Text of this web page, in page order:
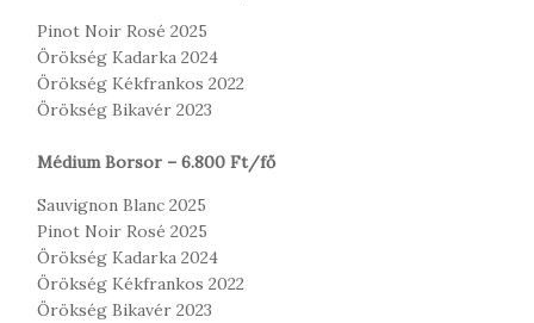
Pinot Noir Rosé 2025
Örökség Kadarka 2024
Örökség Kékfrankos 2022
Örökség Bikavér 2023
Médium Borsor – 6.800 Ft/fő
Sauvignon Blanc 2025
Pinot Noir Rosé 2025
Örökség Kadarka 2024
Örökség Kékfrankos 2022
Örökség Bikavér 2023